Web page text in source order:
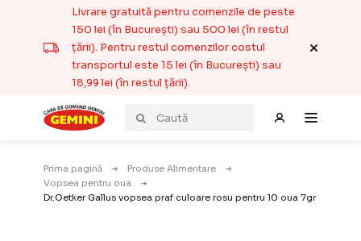
Livrare gratuită pentru comenzile de peste
150 lei (în București) sau 500 lei (în restul
țării). Pentru restul comenzilor costul
transportul este 15 lei (în București) sau
18,99 lei (în restul țării).
Prima pagină
Produse Alimentare
Vopsea pentru oua
Dr.Oetker Gallus vopsea praf culoare rosu pentru 10 oua 7gr